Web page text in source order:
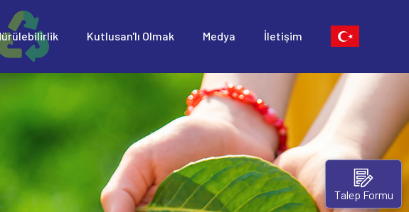
Kutlusan'lı Olmak Medya İletişim
Talep Formu